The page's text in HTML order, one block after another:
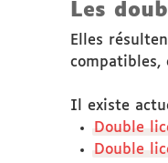
Les
Elles
compatibles,
Il existe
Double
Double